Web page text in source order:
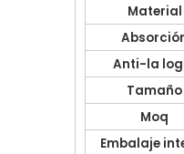
Material
Anti-la
Tamaño
Moq
Embalaje